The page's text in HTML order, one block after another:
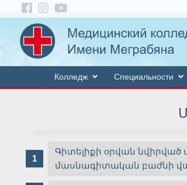
Колледж Специальности
Գիտելիքի օրվան նվիրված
մասնագիտական բաժնի